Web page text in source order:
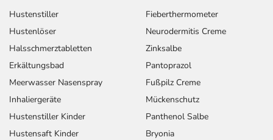
Hustenstiller
Hustenlöser
Halsschmerztabletten
Erkältungsbad
Meerwasser Nasenspray
Inhaliergeräte
Hustenstiller Kinder
Hustensaft Kinder
Fieberthermometer
Neurodermitis Creme
Zinksalbe
Pantoprazol
Fußpilz Creme
Mückenschutz
Panthenol Salbe
Bryonia